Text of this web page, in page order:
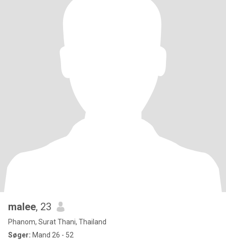
malee, 23
Phanom, Surat Thani, Thailand
Søger: Mand 26 - 52